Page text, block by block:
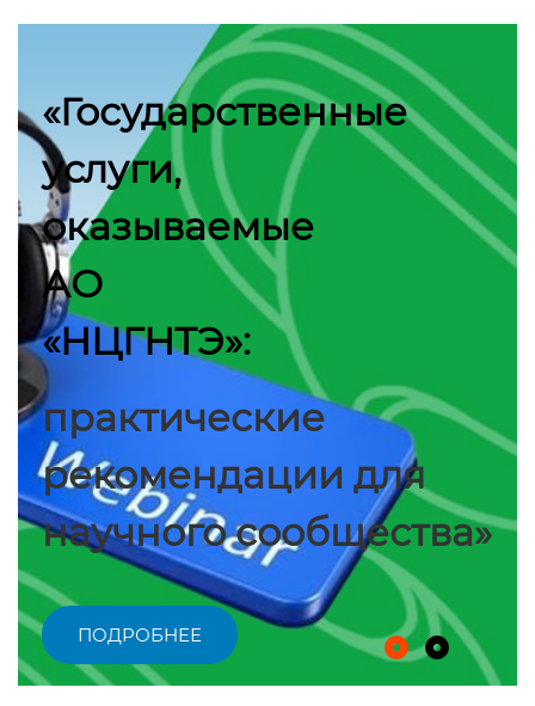
«Государственные
услуги,
оказываемые
АО
«НЦГНТЭ»:
практические
рекомендации для
научного сообщества»
ПОДРОБНЕЕ